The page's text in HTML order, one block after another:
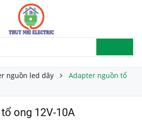
nguồn led dây
Adapter nguồn tổ
ong 12V-10A